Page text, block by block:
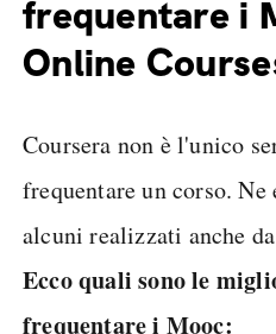
frequentare i
Online
Coursera non è l'unico
frequentare un corso. Ne
alcuni realizzati anche
Ecco quali sono le
frequentare i Mooc: